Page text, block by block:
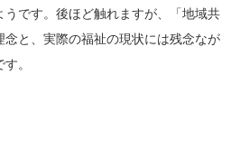
うです。後ほど触れますが、「地域共
と、実際の福祉の現状には残念なが
。